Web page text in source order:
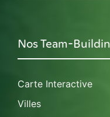
Nos Team-
Carte Interactive
Villes